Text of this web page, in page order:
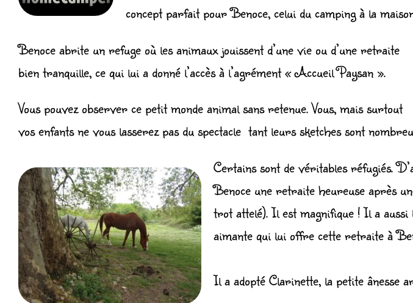
concept parfait pour Benoce, celui du camping à la
Benoce abrite un refuge où les animaux jouissent d’une vie ou d’une retraite
bien tranquille, ce qui lui a donné l’accès à l’agrément « Accueil Paysan ».
Vous pouvez observer ce petit monde animal sans retenue. Vous, mais surtout
vos enfants ne vous lasserez pas du spectacle tant leurs sketches sont
Certains sont de véritables réfugiés.
Benoce une retraite heureuse après
trot attelé). Il est magnifique ! Il a
aimante qui lui offre cette retraite à
Il a adopté Clarinette, la petite ânesse